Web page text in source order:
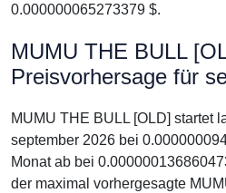
0.000000065273379 $.
MUMU THE BULL
Preisvorhersage für
MUMU THE BULL [OLD] startet
september 2026 bei
Monat ab bei
der maximal vorhergesagte